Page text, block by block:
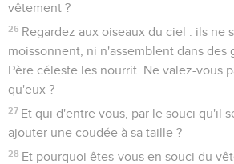
vêtement ?
26 Regardez aux oiseaux du ciel : ils ne
moissonnent, ni n'assemblent dans des
Père céleste les nourrit. Ne valez-vous
qu'eux ?
27 Et qui d'entre vous, par le souci qu'il
ajouter une coudée à sa taille ?
28 Et pourquoi êtes-vous en souci du